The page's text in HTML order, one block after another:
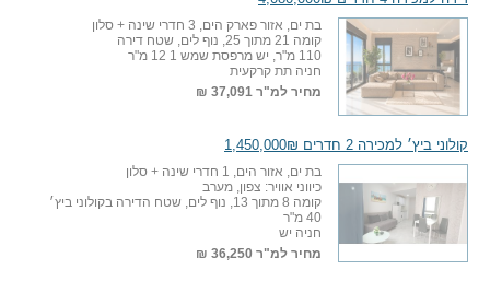
בת ים, אזור פארק הים, 3 חדרי שינה + סלון
קומה 21 מתוך 25, נוף לים, שטח דירה
110 מ"ר, יש מרפסת שמש 1 12 מ"ר
חניה תת קרקעית
מחיר למ"ר 37,091 ₪
קולוני ביץ׳ למכירה 2 חדרים 1,450,000₪
בת ים, אזור הים, 1 חדרי שינה + סלון
כיווני אוויר: צפון, מערב
קומה 8 מתוך 13, נוף לים, שטח הדירה בקולוני ביץ׳
40 מ"ר
חניה יש
מחיר למ"ר 36,250 ₪